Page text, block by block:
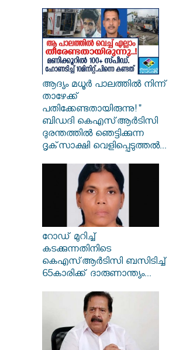
ആദ്യം മധൂർ പാലത്തിൽ നിന്ന്
താഴേക്ക്
പതിക്കേണ്ടതായിരുന്നു!"
ബിഡദി കെഎസ്ആർടിസി
ദുരന്തത്തിൽ ഞെട്ടിക്കുന്ന
ദൃക്‌സാക്ഷി വെളിപ്പെടുത്തൽ...
റോഡ് മുറിച്ച്
കടക്കുന്നതിനിടെ
കെഎസ്ആർടിസി ബസിടിച്ച്
65കാരിക്ക് ദാരുണാന്ത്യം...